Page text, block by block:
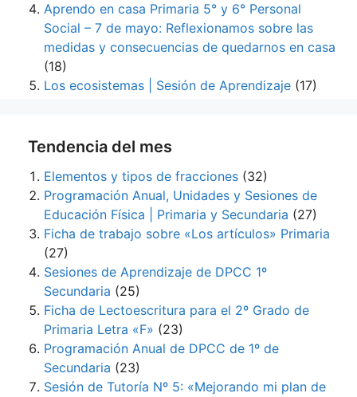
Aprendo en casa Primaria 5° y 6° Personal
Social – 7 de mayo: Reflexionamos sobre las
medidas y consecuencias de quedarnos en casa
(18)
Los ecosistemas | Sesión de Aprendizaje (17)
Tendencia del mes
Elementos y tipos de fracciones (32)
Programación Anual, Unidades y Sesiones de
Educación Física | Primaria y Secundaria (27)
Ficha de trabajo sobre «Los artículos» Primaria
(27)
Sesiones de Aprendizaje de DPCC 1º
Secundaria (25)
Ficha de Lectoescritura para el 2º Grado de
Primaria Letra «F» (23)
Programación Anual de DPCC de 1º de
Secundaria (23)
Sesión de Tutoría Nº 5: «Mejorando mi plan de